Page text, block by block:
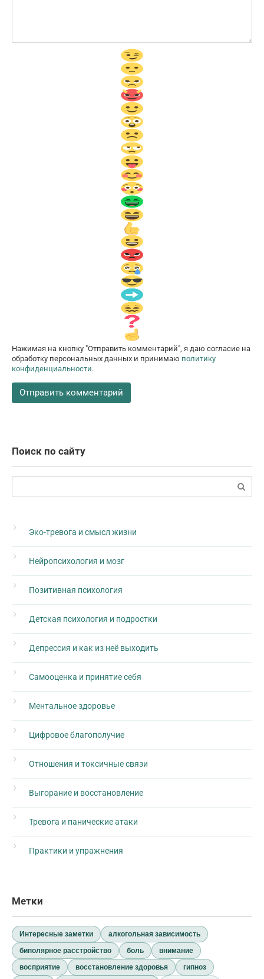
Нажимая на кнопку "Отправить комментарий", я даю согласие на
обработку персональных данных и принимаю политику
конфиденциальности.
Поиск по сайту
Эко-тревога и смысл жизни
Нейропсихология и мозг
Позитивная психология
Детская психология и подростки
Депрессия и как из неё выходить
Самооценка и принятие себя
Ментальное здоровье
Цифровое благополучие
Отношения и токсичные связи
Выгорание и восстановление
Тревога и панические атаки
Практики и упражнения
Метки
Интересные заметки
алкогольная зависимость
биполярное расстройство
боль
внимание
восприятие
восстановление здоровья
гипноз